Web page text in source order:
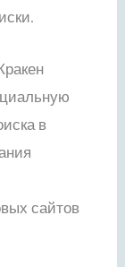
в
сайтов